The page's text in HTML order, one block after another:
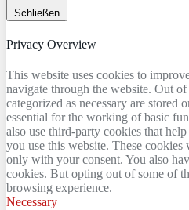
Schließen
Privacy Overview
This website uses cookies to
navigate through the website. Out of
categorized as necessary are stored
essential for the working of basic
also use third-party cookies that
you use this website. These
only with your consent. You also
cookies. But opting out of some of
browsing experience.
Necessary